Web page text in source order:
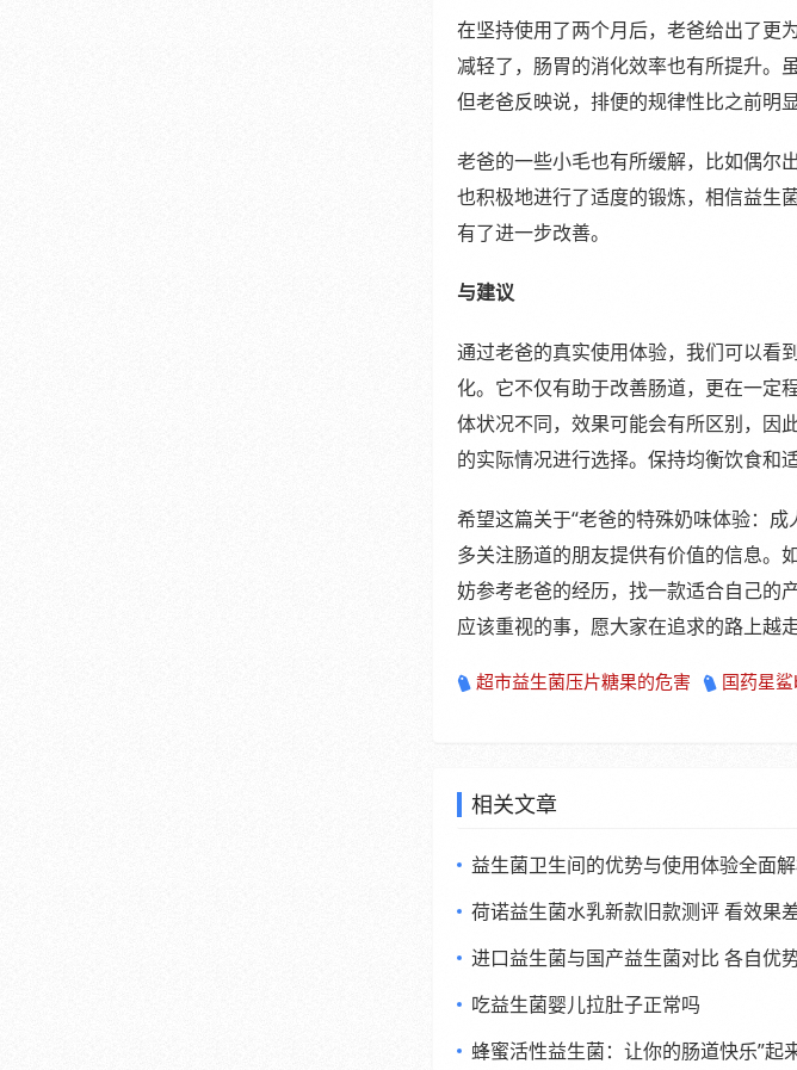
在坚持使用了两个月后，老爸给出了更
减轻了，肠胃的消化效率也有所提升。
但老爸反映说，排便的规律性比之前明
老爸的一些小毛也有所缓解，比如偶尔
也积极地进行了适度的锻炼，相信益生
有了进一步改善。
与建议
通过老爸的真实使用体验，我们可以看
化。它不仅有助于改善肠道，更在一定
体状况不同，效果可能会有所区别，因
的实际情况进行选择。保持均衡饮食和
希望这篇关于“老爸的特殊奶味体验：
多关注肠道的朋友提供有价值的信息。
妨参考老爸的经历，找一款适合自己的
应该重视的事，愿大家在追求的路上越走
超市益生菌压片糖果的危害 国药星
相关文章
益生菌卫生间的优势与使用体验全面
荷诺益生菌水乳新款旧款测评 看效果
进口益生菌与国产益生菌对比 各自优势
吃益生菌婴儿拉肚子正常吗
蜂蜜活性益生菌：让你的肠道快乐”起